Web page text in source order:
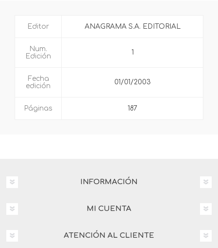
Editor ANAGRAMA S.A. EDITORIAL
Num.
Edición
1
Fecha
edición
01/01/2003
Páginas 187
INFORMACIÓN
MI CUENTA
ATENCIÓN AL CLIENTE